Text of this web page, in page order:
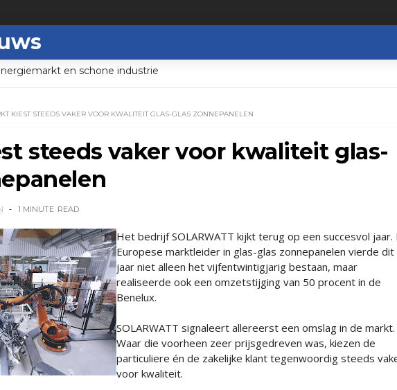
en schone industrie
KIEST STEEDS VAKER VOOR KWALITEIT GLAS-GLAS ZONNEPANELEN
steeds vaker voor kwaliteit glas-
1 MINUTE READ
Het bedrijf SOLARWATT kijkt terug op een succesvol jaar.
Europese marktleider in glas-glas zonnepanelen vierde dit
jaar niet alleen het vijfentwintigjarig bestaan, maar
realiseerde ook een omzetstijging van 50 procent in de
Benelux.
SOLARWATT signaleert allereerst een omslag in de markt.
Waar die voorheen zeer prijsgedreven was, kiezen de
particuliere én de zakelijke klant tegenwoordig steeds
voor kwaliteit.